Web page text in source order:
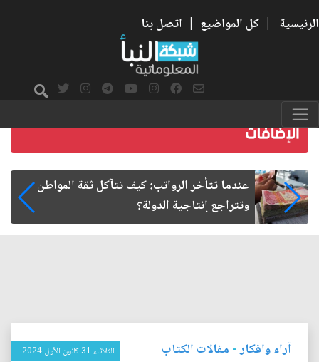
الرئيسية | كل المواضيع | اتصل بنا
صمت الطريق بعد الأربعين
آراء وافكار- مقالات الكتاب الثلاثاء 31 كانون الأول 2024